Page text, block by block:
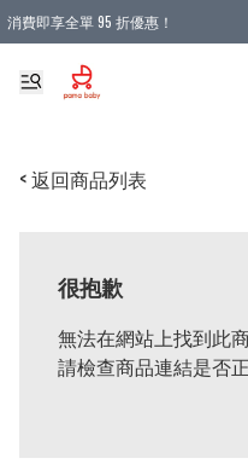
消費即享全單 95 折優惠！
購物滿 HKD 900.00即享免運費優惠
< 返回商品列表
很抱歉
無法在網站上找到此
請檢查商品連結是否正